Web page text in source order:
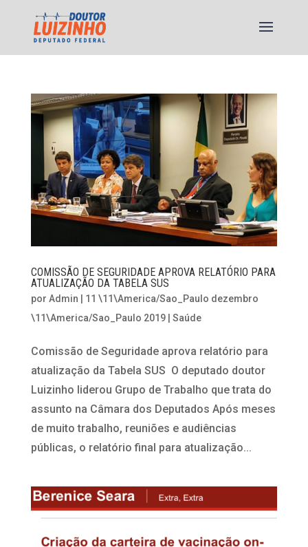
COMISSÃO DE SEGURIDADE APROVA RELATÓRIO PARA
ATUALIZAÇÃO DA TABELA SUS
por Admin
11 \11\America/Sao_Paulo dezembro
\11\America/Sao_Paulo 2019| Saúde
Comissão de Seguridade aprova relatório para
atualização da Tabela SUS ​ O deputado doutor
Luizinho liderou Grupo de Trabalho que trata do
assunto na Câmara dos Deputados Após meses
de muito trabalho, reuniões e audiências
públicas, o relatório final para atualização...